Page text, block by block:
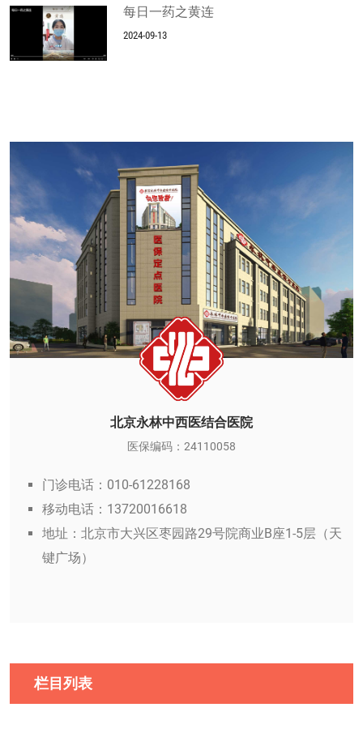
每日一药之黄连
2024-09-13
北京永林中西医结合医院
医保编码：24110058
门诊电话：010-61228168
移动电话：13720016618
地址：北京市大兴区枣园路29号院商业B座1-5层（天
键广场）
栏目列表